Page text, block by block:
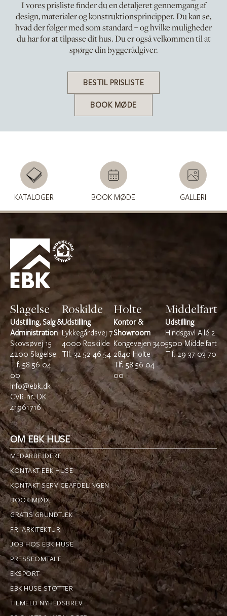
I vores prisliste finder du en detaljeret gennemgang af
design, materialer og konstruktionsprincipper. Du kan se,
hvad der følger med som standard – og hvilke muligheder
du har for at tilpasse dit hus. Du er også velkommen til at
spørge din byggerådgiver.
BESTIL PRISLISTE
BOOK MØDE
KATALOGER BOOK MØDE GALLERI
Slagelse
Udstilling, Salg &
Administration
Skovsøvej 15
4200 Slagelse
TIf.58 56 04
00
info@ebk.dk
CVR-nr. DK
41961716
Roskilde
Udstilling
Lykkegårdsvej 7
4000 Roskilde
TIf.32 52 46 54
Holte
Kontor &
Showroom
Kongevejen 340
2840 Holte
Tlf. 58 56 04
00
Middelfart
Udstilling
Hindsgavl Allé 2
5500 Middelfart
TIf.29 37 03 70
OM EBK HUSE
MEDARBEJDERE
KONTAKT EBK HUSE
KONTAKT SERVICEAFDELINGEN
BOOK MØDE
GRATIS GRUNDTJEK
FRI ARKITEKTUR
JOB HOS EBK HUSE
PRESSEOMTALE
EKSPORT
EBK HUSE STØTTER
TILMELD NYHEDSBREV